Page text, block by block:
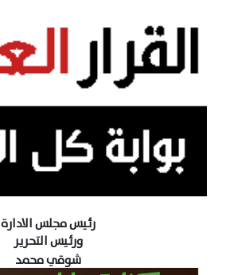
رئيس مجلس الادارة
ورئيس التحرير
شوقي محمد